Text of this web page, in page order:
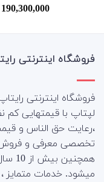
نمره5.00
190,300,000
فروشگاه اینترنتی
فروشگاه اینترنتی
لپتاپ با قیمتهایی کم
،رعایت حق الناس و
تخصصی معرفی و
میشود. خدمات